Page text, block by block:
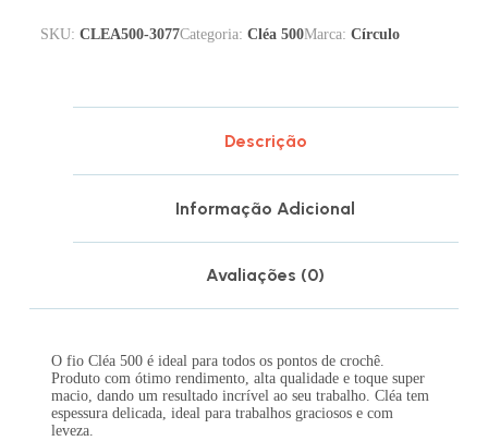
SKU: CLEA500-3077Categoria: Cléa 500Marca: Círculo
Descrição
Informação Adicional
Avaliações (0)
O fio Cléa 500 é ideal para todos os pontos de crochê.
Produto com ótimo rendimento, alta qualidade e toque super
macio, dando um resultado incrível ao seu trabalho. Cléa tem
espessura delicada, ideal para trabalhos graciosos e com
leveza.